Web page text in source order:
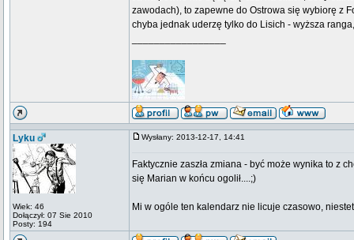
zawodach), to zapewne do Ostrowa się wybiorę z
chyba jednak uderzę tylko do Lisich - wyższa
Lyku
Wiek: 46
Dołączył: 07 Sie 2010
Posty: 194
Wysłany: 2013-12-17, 14:41
Faktycznie zaszła zmiana - być może wynika to z
się Marian w końcu ogolił....;)
Mi w ogóle ten kalendarz nie licuje czasowo,